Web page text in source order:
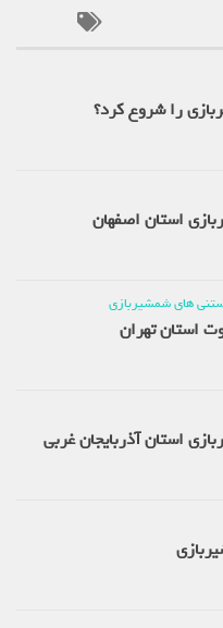
را شروع کرد؟
استان اصفهان
های شمشیربازی
تهران
استان آذربایجان غربی